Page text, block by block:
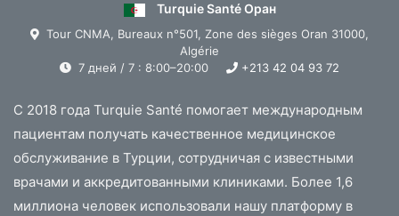
Turquie Santé Оран
Tour CNMA, Bureaux n°501, Zone des sièges Oran 31000,
Algérie
7 дней / 7 : 8:00–20:00
+213 42 04 93 72
С 2018 года Turquie Santé помогает международным
пациентам получать качественное медицинское
обслуживание в Турции, сотрудничая с известными
врачами и аккредитованными клиниками. Более 1,6
миллиона человек использовали нашу платформу в